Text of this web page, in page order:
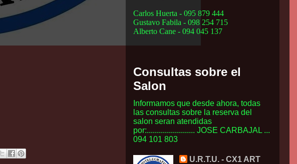
Carlos Huerta - 095 879 444
Gustavo Fabila - 098 254 715
Alberto Cane - 094 045 137
Consultas sobre el
Salon
Informamos que desde ahora, todas
las consultas sobre la reserva del
salon seran atendidas
por:........................ JOSE CARBAJAL ...
094 101 803
U.R.T.U. - CX1 ART